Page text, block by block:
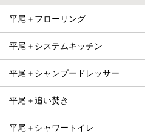
平尾＋フローリング
平尾＋システムキッチン
平尾＋シャンプードレッサー
平尾＋追い焚き
平尾＋シャワートイレ